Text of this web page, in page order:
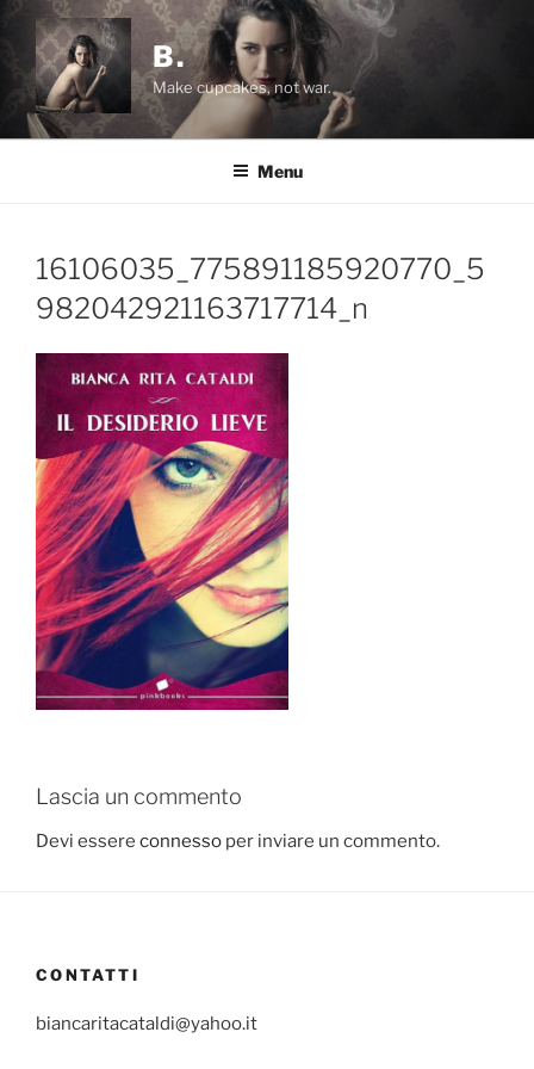
Salta
contenuto
B.
Make cupcakes, not war.
Menu
16106035_775891185920770_5
982042921163717714_n
Lascia un commento
Devi essere connesso per inviare un commento.
CONTATTI
biancaritacataldi@yahoo.it